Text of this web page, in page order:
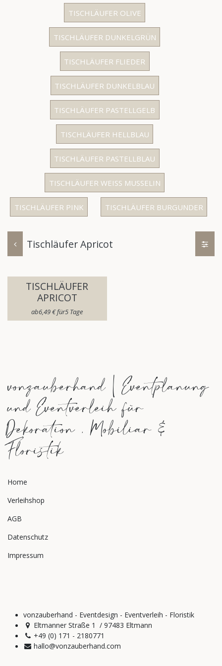
TISCHLÄUFER OLIVE
TISCHLÄUFER DUNKELGRÜN
TISCHLÄUFER FLIEDER
TISCHLÄUFER DUNKELBLAU
TISCHLÄUFER PASTELLGELB
TISCHLÄUFER HELLBLAU
TISCHLÄUFER PASTELLBLAU
TISCHLÄUFER WEISS MUSSELIN
TISCHLÄUFER PINK TISCHLÄUFER BURGUNDER
Tischläufer Apricot
TISCHLÄUFER
APRICOT
ab​6,49€für​5 Tage
vonzauberhand | Eventplanung
und Eventverleih für
Dekoration , Mobiliar &
Floristik
Home
Verleihshop
AGB
Datenschutz
Impressum
vonzauberhand - Eventdesign - Eventverleih - Floristik
Eltmanner Straße 1 / 97483 Eltmann
+49 (0) 171 - 2180771
hallo@vonzauberhand.com